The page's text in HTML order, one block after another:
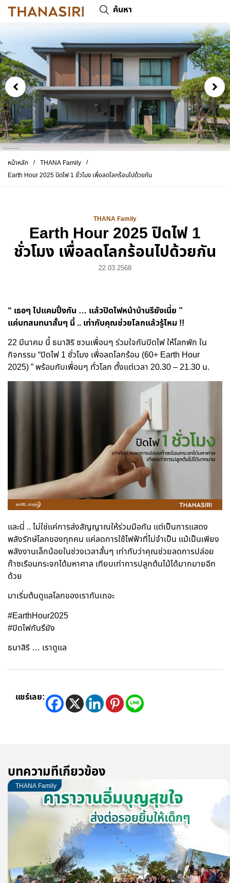
ค้นหา
หน้าหลัก / THANA Family /
Earth Hour 2025 ปิดไฟ 1 ชั่วโมง เพื่อลดโลกร้อนไปด้วยกัน
THANA Family
Earth Hour 2025 ปิดไฟ 1
ชั่วโมง เพื่อลดโลกร้อนไปด้วยกัน
22.03.2568
“ เธอๆ ไปแคมปิ้งกัน … แล้วปิดไฟหน้าบ้านรึยังเนี่ย ”
แค่บทสนทนาสั้นๆ นี้ .. เท่ากับคุณช่วยโลกแล้วรู้ไหม !!
22 มีนาคม นี้ ธนาสิริ ชวนเพื่อนๆ ร่วมใจกันปิดไฟ ให้โลกพัก ใน
กิจกรรม “ปิดไฟ 1 ชั่วโมง เพื่อลดโลกร้อน (60+ Earth Hour
2025) ” พร้อมกับเพื่อนๆ ทั่วโลก ตั้งแต่เวลา 20.30 – 21.30 น.
และนี่ .. ไม่ใช่แค่การส่งสัญญาณให้ร่วมมือกัน แต่เป็นการแสดง
พลังรักษ์โลกของทุกคน แค่ลดการใช้ไฟฟ้าที่ไม่จำเป็น แม้เป็นเพียง
พลังงานเล็กน้อยในช่วงเวลาสั้นๆ เท่ากับว่าคุณช่วยลดการปล่อย
ก๊าซเรือนกระจกได้มหาศาล เทียบเท่าการปลูกต้นไม้ได้มากมายอีก
ด้วย
มาเริ่มต้นดูแลโลกของเรากันเถอะ
#EarthHour2025
#ปิดไฟกันรึยัง
ธนาสิริ … เราดูแล
แชร์เลย:
บทความที่เกี่ยวข้อง
THANA Family